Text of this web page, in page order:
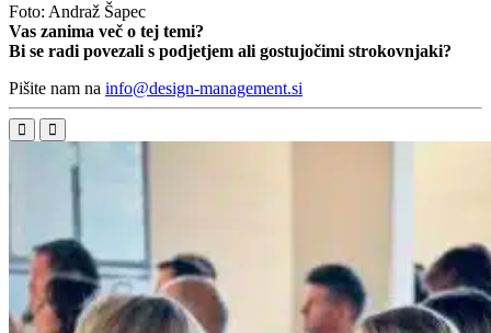
Foto: Andraž Šapec
Vas zanima več o tej temi?
Bi se radi povezali s podjetjem ali gostujočimi strokovnjaki?
Pišite nam na info@design-management.si